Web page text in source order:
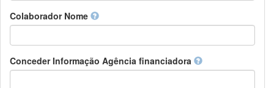
Bislama
Breton
Bulgarian
Burmese
Líder do projeto
Membro do projeto
Pessoa Relacionada
Pesquisador
Colaborador Nome
Conceder Informação Agência financiadora